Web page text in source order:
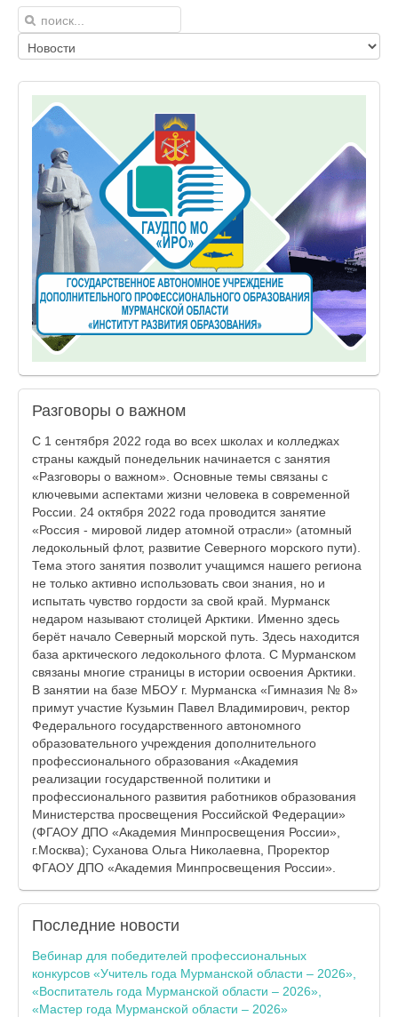
Разговоры о важном
С 1 сентября 2022 года во всех школах и колледжах
страны каждый понедельник начинается с занятия
«Разговоры о важном». Основные темы связаны с
ключевыми аспектами жизни человека в современной
России. 24 октября 2022 года проводится занятие
«Россия - мировой лидер атомной отрасли» (атомный
ледокольный флот, развитие Северного морского пути).
Тема этого занятия позволит учащимся нашего региона
не только активно использовать свои знания, но и
испытать чувство гордости за свой край. Мурманск
недаром называют столицей Арктики. Именно здесь
берёт начало Северный морской путь. Здесь находится
база арктического ледокольного флота. С Мурманском
связаны многие страницы в истории освоения Арктики.
В занятии на базе МБОУ г. Мурманска «Гимназия № 8»
примут участие Кузьмин Павел Владимирович, ректор
Федерального государственного автономного
образовательного учреждения дополнительного
профессионального образования «Академия
реализации государственной политики и
профессионального развития работников образования
Министерства просвещения Российской Федерации»
(ФГАОУ ДПО «Академия Минпросвещения России»,
г.Москва); Суханова Ольга Николаевна, Проректор
ФГАОУ ДПО «Академия Минпросвещения России».
Последние новости
Вебинар для победителей профессиональных
конкурсов «Учитель года Мурманской области – 2026»,
«Воспитатель года Мурманской области – 2026»,
«Мастер года Мурманской области – 2026»